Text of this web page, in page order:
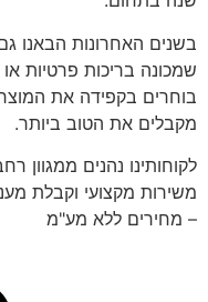
בשנים האחרונות הבאנו
שמכונה בריכות פרטיות
בוחרים בקפידה את
מקבלים את הטוב ביותר.
לקוחותינו נהנים ממגוון
משירות מקצועי וקבלת
– מחירים ללא מע"מ